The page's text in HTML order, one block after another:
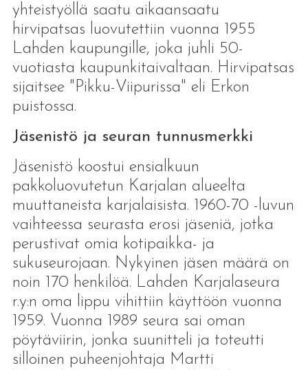
yhteistyöllä saatu aikaansaatu
hirvipatsas luovutettiin vuonna 1955
Lahden kaupungille, joka juhli 50-
vuotiasta kaupunkitaivaltaan. Hirvipatsas
sijaitsee "Pikku-Viipurissa" eli Erkon
puistossa.
Jäsenistö ja seuran tunnusmerkki
Jäsenistö koostui ensialkuun
pakkoluovutetun Karjalan alueelta
muuttaneista karjalaisista. 1960-70 -luvun
vaihteessa seurasta erosi jäseniä, jotka
perustivat omia kotipaikka- ja
sukuseurojaan. Nykyinen jäsen määrä on
noin 170 henkilöä. Lahden Karjalaseura
r.y:n oma lippu vihittiin käyttöön vuonna
1959. Vuonna 1989 seura sai oman
pöytäviirin, jonka suunitteli ja toteutti
silloinen puheenjohtaja Martti